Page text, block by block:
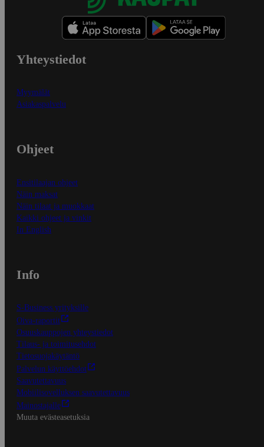
Yhteystiedot
Myymälät
Asiakaspalvelu
Ohjeet
Ensitilaajan ohjeet
Näin maksat
Näin tilaat ja muokkaat
Kaikki ohjeet ja vinkit
In English
Info
S-Business yrityksille
Oiva-raportit
Osuuskauppojen yhteystiedot
Tilaus- ja toimitusehdot
Tietosuojakäytäntö
Palvelun käyttöehdot
Saavutettavuus
Mobiilisovelluksen saavutettavuus
Mainostajalle
Muuta evästeasetuksia